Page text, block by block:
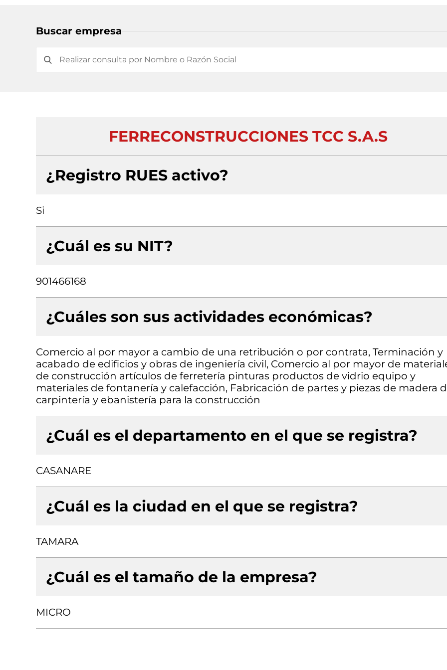
Buscar empresa
FERRECONSTRUCCIONES TCC S.A.S
¿Registro RUES activo?
Si
¿Cuál es su NIT?
901466168
¿Cuáles son sus actividades económicas?
Comercio al por mayor a cambio de una retribución o por contrata, Terminación y
acabado de edificios y obras de ingeniería civil, Comercio al por mayor de
de construcción artículos de ferretería pinturas productos de vidrio equipo y
materiales de fontanería y calefacción, Fabricación de partes y piezas de madera
carpintería y ebanistería para la construcción
¿Cuál es el departamento en el que se registra?
CASANARE
¿Cuál es la ciudad en el que se registra?
TAMARA
¿Cuál es el tamaño de la empresa?
MICRO